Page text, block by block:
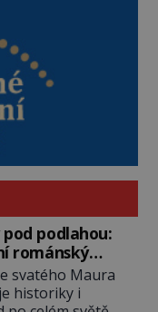
podlahou:
románský
zapadlého
svatého Maura
historiky i